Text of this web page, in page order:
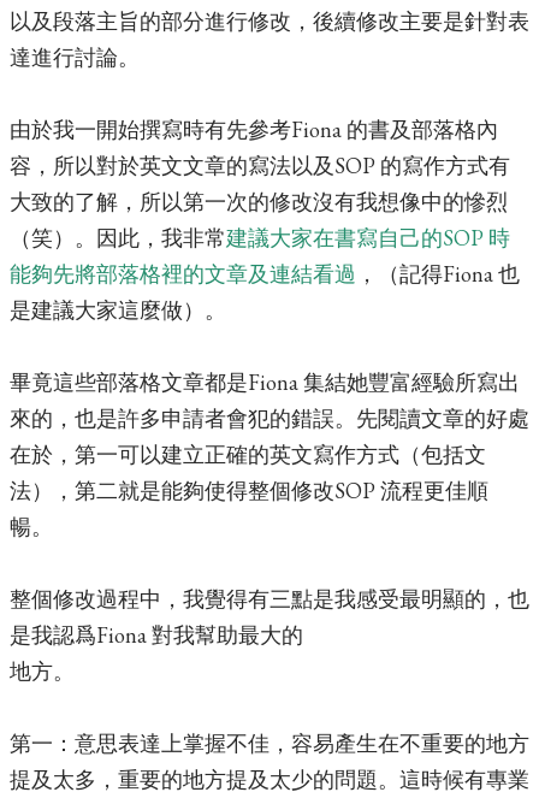
以及段落主旨的部分進行修改， 後續修改主要是針對表
達進行討論。
由於我一開始撰寫時有先參考Fiona 的書及部落格內
容，所以對於英文文章的寫法以及SOP 的寫作方式有
大致的了解，所以第一次的修改沒有我想像中的慘烈
（笑）。因此，我非常建議大家在書寫自己的SOP 時
能夠先將部落格裡的文章及連結看過 ，（記得Fiona 也
是建議大家這麼做）。
畢竟這些部落格文章都是Fiona 集結她豐富經驗所寫出
來的，也是許多申請者會犯的錯誤。先閱讀文章的好處
在於，第一可以建立正確的英文寫作方式（包括文
法），第二就是能夠使得整個修改SOP 流程更佳順
暢。
整個修改過程中，我覺得有三點是我感受最明顯的，也
是我認爲Fiona 對我幫助最大的
地方。
第一：意思表達上掌握不佳，容易產生在不重要的地方
提及太多，重要的地方提及太少的問題。這時候有專業